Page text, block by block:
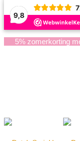
9,8
5% zomerkorting